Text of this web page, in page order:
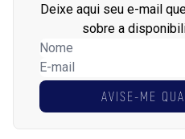
Deixe aqui seu e-mail
sobre a
AVISE-ME